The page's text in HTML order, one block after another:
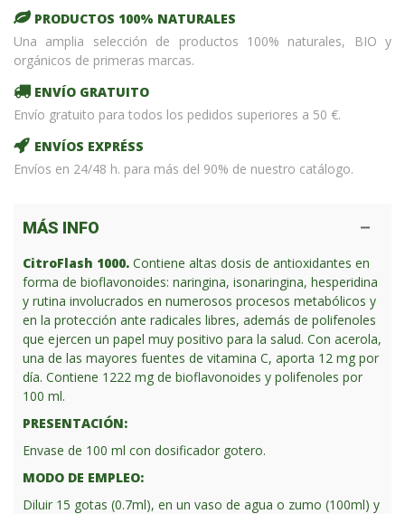
PRODUCTOS 100% NATURALES
Una amplia selección de productos 100% naturales, BIO y
orgánicos de primeras marcas.
ENVÍO GRATUITO
Envío gratuito para todos los pedidos superiores a 50 €.
ENVÍOS EXPRÉSS
Envíos en 24/48 h. para más del 90% de nuestro catálogo.
MÁS INFO
CitroFlash 1000. Contiene altas dosis de antioxidantes en
forma de bioflavonoides: naringina, isonaringina, hesperidina
y rutina involucrados en numerosos procesos metabólicos y
en la protección ante radicales libres, además de polifenoles
que ejercen un papel muy positivo para la salud. Con acerola,
una de las mayores fuentes de vitamina C, aporta 12 mg por
día. Contiene 1222 mg de bioflavonoides y polifenoles por
100 ml.
PRESENTACIÓN:
Envase de 100 ml con dosificador gotero.
MODO DE EMPLEO:
Diluir 15 gotas (0.7ml), en un vaso de agua o zumo (100ml) y